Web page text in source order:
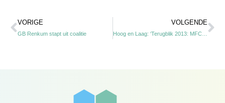
Vorige
VORIGE
GB Renkum stapt uit coalitie
VOLGENDE
Hoog en Laag: ‘Terugblik 2013: MFC3b4, een lange adem-project’